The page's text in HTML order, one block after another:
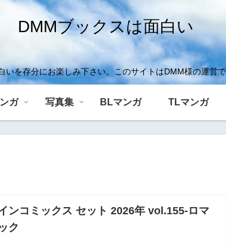
DMMブックスは面白い
いを存分にお楽しみ下さい。このサイトはDMM様の運営
ガ 写真集 BLマンガ TLマンガ
ンコミックス セット 2026年 vol.155-ロマ
ク